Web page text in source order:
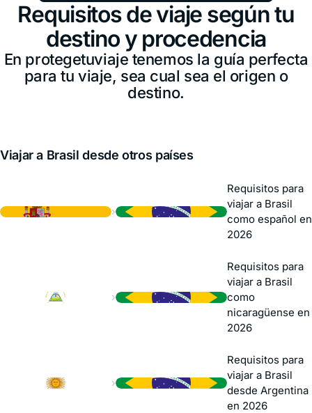
Requisitos de viaje según tu
destino y procedencia
En protegetuviaje tenemos la guía perfecta
para tu viaje, sea cual sea el origen o
destino.
Viajar a Brasil desde otros países
›
Requisitos para
viajar a Brasil
como español en
2026
›
Requisitos para
viajar a Brasil
como
nicaragüense en
2026
›
Requisitos para
viajar a Brasil
desde Argentina
en 2026